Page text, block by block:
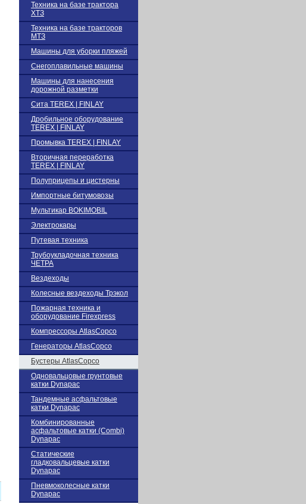
Техника на базе трактора
ХТЗ
Техника на базе тракторов
МТЗ
Машины для уборки пляжей
Снегоплавильные машины
Машины для нанесения
дорожной разметки
Сита TEREX | FINLAY
Дробильное оборудование
TEREX | FINLAY
Промывка TEREX | FINLAY
Вторичная переработка
TEREX | FINLAY
Полуприцепы и цистерны
Импортные битумовозы
Мультикар BOKIMOBIL
Электрокары
Путевая техника
Трубоукладочная техника
ЧЕТРА
Вездеходы
Колесные вездеходы Трэкол
Пожарная техника и
оборудование Firexpress
Компрессоры AtlasCopco
Генераторы AtlasCopco
Бустеры AtlasCopco
Одновальцовые грунтовые
катки Dynapac
Тандемные асфальтовые
катки Dynapac
Комбинированные
асфальтовые катки (Combi)
Dynapac
Статические
гладковальцевые катки
Dynapac
Пневмоколесные катки
Dynapac